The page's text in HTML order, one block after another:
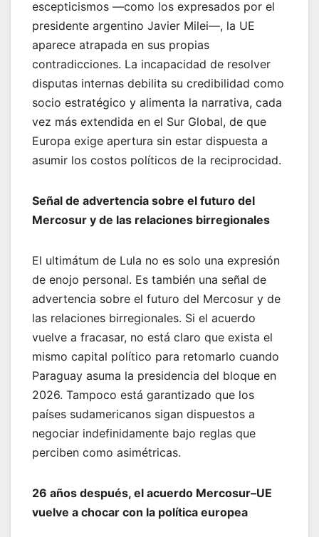
escepticismos —como los expresados por el
presidente argentino Javier Milei—, la UE
aparece atrapada en sus propias
contradicciones. La incapacidad de resolver
disputas internas debilita su credibilidad como
socio estratégico y alimenta la narrativa, cada
vez más extendida en el Sur Global, de que
Europa exige apertura sin estar dispuesta a
asumir los costos políticos de la reciprocidad.
Señal de advertencia sobre el futuro del
Mercosur y de las relaciones birregionales
El ultimátum de Lula no es solo una expresión
de enojo personal. Es también una señal de
advertencia sobre el futuro del Mercosur y de
las relaciones birregionales. Si el acuerdo
vuelve a fracasar, no está claro que exista el
mismo capital político para retomarlo cuando
Paraguay asuma la presidencia del bloque en
2026. Tampoco está garantizado que los
países sudamericanos sigan dispuestos a
negociar indefinidamente bajo reglas que
perciben como asimétricas.
26 años después, el acuerdo Mercosur–UE
vuelve a chocar con la política europea